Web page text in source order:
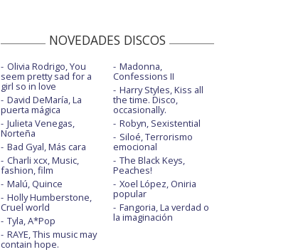
NOVEDADES DISCOS
Olivia Rodrigo, You
seem pretty sad for a
girl so in love
David DeMaría, La
puerta mágica
Julieta Venegas,
Norteña
Bad Gyal, Más cara
Charli xcx, Music,
fashion, film
Malú, Quince
Holly Humberstone,
Cruel world
Tyla, A*Pop
RAYE, This music may
contain hope.
Madonna,
Confessions II
Harry Styles, Kiss all
the time. Disco,
occasionally.
Robyn, Sexistential
Siloé, Terrorismo
emocional
The Black Keys,
Peaches!
Xoel López, Oniria
popular
Fangoria, La verdad o
la imaginación